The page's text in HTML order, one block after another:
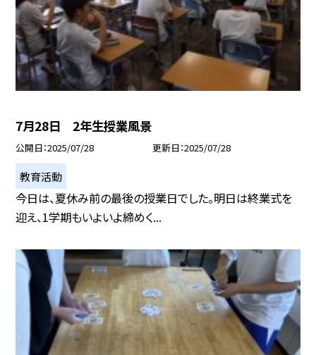
7月28日 2年生授業風景
公開日 2025/07/28 更新日 2025/07/28
教育活動
今日は、夏休み前の最後の授業日でした。明日は終業式を
迎え、1学期もいよいよ締めく...